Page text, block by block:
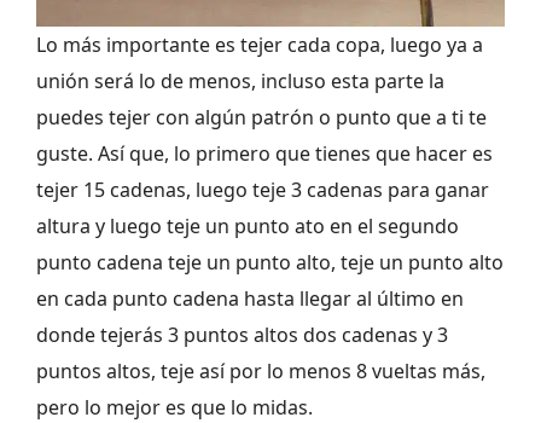
Lo más importante es tejer cada copa, luego ya a
unión será lo de menos, incluso esta parte la
puedes tejer con algún patrón o punto que a ti te
guste. Así que, lo primero que tienes que hacer es
tejer 15 cadenas, luego teje 3 cadenas para ganar
altura y luego teje un punto ato en el segundo
punto cadena teje un punto alto, teje un punto alto
en cada punto cadena hasta llegar al último en
donde tejerás 3 puntos altos dos cadenas y 3
puntos altos, teje así por lo menos 8 vueltas más,
pero lo mejor es que lo midas.